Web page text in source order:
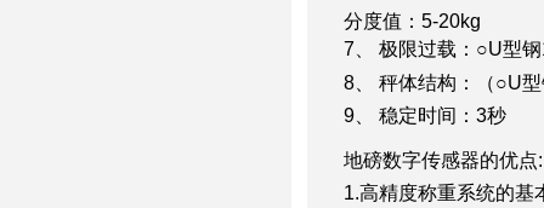
分度值：5-20kg
7、 极限过载：○U型
8、 秤体结构：（○U
9、 稳定时间：3秒
地磅数字传感器的优点:
1.高精度称重系统的基